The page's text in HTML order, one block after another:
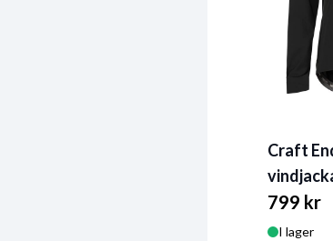
Craft
799 kr
I lager